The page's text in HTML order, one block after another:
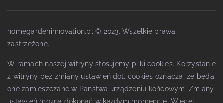
homegardeninnovation.pl © 2023. Wszelkie prawa
zastrzeżone.
W ramach naszej witryny stosujemy pliki cookies. Korzystanie
z witryny bez zmiany ustawień dot. cookies oznacza, że będą
one zamieszczane w Państwa urządzeniu końcowym. Zmiany
ustawień można dokonać w każdym momencie. Więcej